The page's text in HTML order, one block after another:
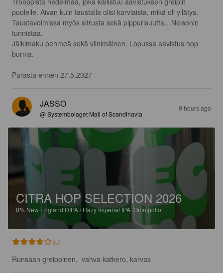
puolelle. Aivan kuin taustalla olisi karviaista, mikä oli yllätys.
Taustavoimissa myös sitrusta sekä pippurisuutta…Nelsonin
tunnistaa.
Jälkimaku pehmeä sekä viinimäinen. Lopussa aavistus hop
burnia.
Parasta ennen 27.5.2027
JASSO
@ Systembolaget Mall of Scandinavia
9 hours ago
CITRA HOP SELECTION 2026
8% New England DIPA / Hazy Imperial IPA. Omnipollo.
3.7
Runsaan greippinen,  vahva katkero, karvas